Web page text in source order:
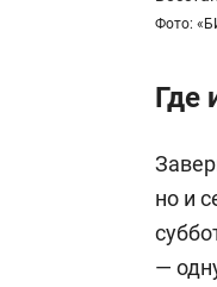
Фото:
Где
но и
—